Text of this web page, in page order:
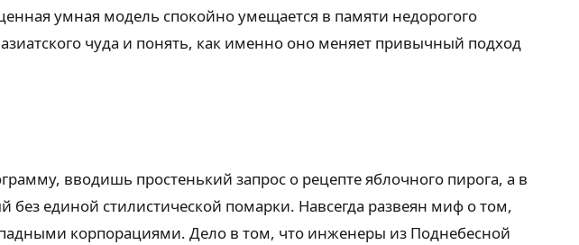
умная модель спокойно умещается в памяти недорогого
чуда и понять, как именно оно меняет привычный подход
вводишь простенький запрос о рецепте яблочного пирога, а в
единой стилистической помарки. Навсегда развеян миф о том,
корпорациями. Дело в том, что инженеры из Поднебесной